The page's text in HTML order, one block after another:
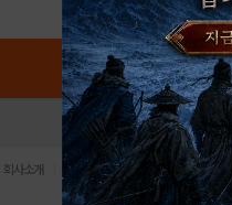
로그인
회사소개 이용약관 | 개인정보 처리방침 |